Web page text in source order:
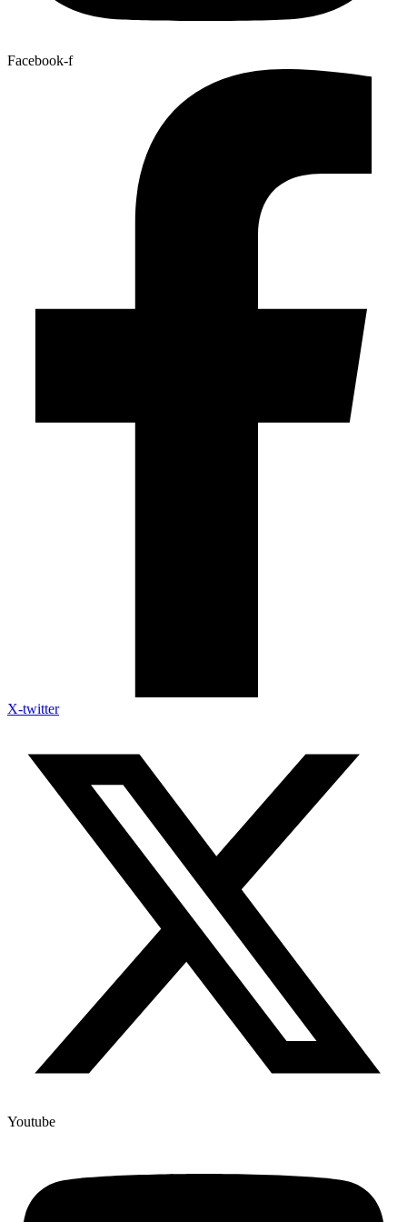
Facebook-f
X-twitter
Youtube